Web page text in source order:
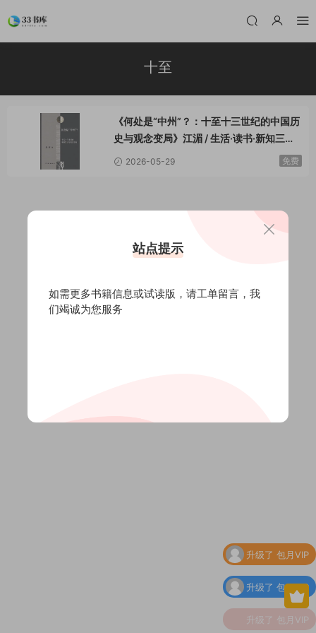
十至
《何处是“中州”？：十至十三世纪的中国历
史与观念变局》江湄 / 生活·读书·新知三联
书店 / 2026-3
2026-05-29 免费
站点提示
如需更多书籍信息或试读版，请工单留言 ，我
们竭诚为您服务
升级了 包月VIP
升级了 包月VIP
升级了 包月VIP